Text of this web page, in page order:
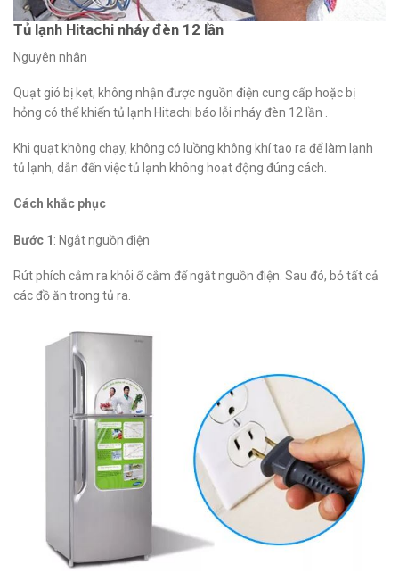
Tủ lạnh Hitachi nháy đèn 12 lần
Nguyên nhân
Quạt gió bị kẹt, không nhận được nguồn điện cung cấp hoặc bị
hỏng có thể khiến tủ lạnh Hitachi báo lỗi nháy đèn 12 lần .
Khi quạt không chạy, không có luồng không khí tạo ra để làm lạnh
tủ lạnh, dẫn đến việc tủ lạnh không hoạt động đúng cách.
Cách khắc phục
Bước 1: Ngắt nguồn điện
Rút phích cắm ra khỏi ổ cắm để ngắt nguồn điện. Sau đó, bỏ tất cả
các đồ ăn trong tủ ra.